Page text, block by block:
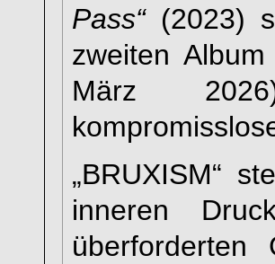
Pass“ (2023)
zweiten Album
März
„BRUXISM“
inneren
überforderten